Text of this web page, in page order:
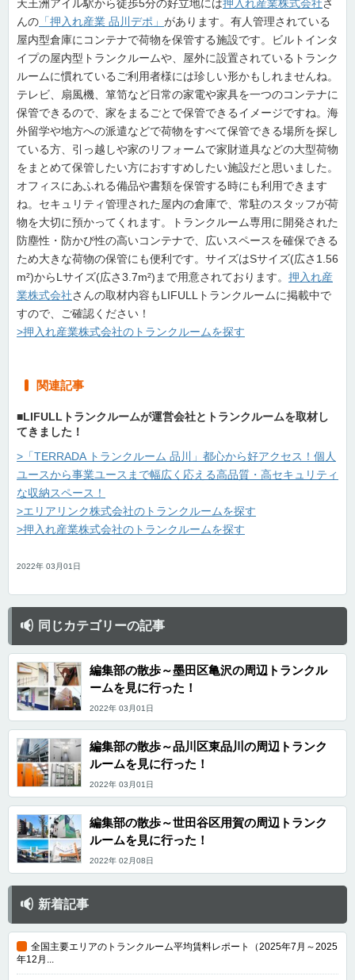
天王洲アイル駅から徒歩5分の好立地には押入れ産業株式会社さ
んの 「押入れ産業 品川デポ」 があります。有人管理されている
屋内型倉庫にコンテナで荷物を保管する施設です。ビルトインタ
イプの屋内型トランクルームや、屋外に設置されているトランク
ルームに慣れているご利用者様には珍しい形かもしれませんね。
テレビ、扇風機、箪笥など日常の家電や家具を一つのコンテナに
保管できるので、家をまるごとで保管できるイメージですね。海
外留学や地方への派遣などで荷物をすべて保管できる場所を探し
ている方、引っ越しや家のリフォームで家財道具などの大型荷物
をまとめて保管したい方におすすめしたい施設だと思いました。
オフィスにあふれる備品や書類を保管する時にも利用できます
ね。セキュリティ管理された屋内の倉庫で、常駐のスタッフが荷
物を大切に預かってくれます。トランクルーム専用に開発された
防塵性・防かび性の高いコンテナで、広いスペースを確保できる
ため大きな荷物の保管にも便利です。サイズはSサイズ(広さ1.56
m²)からLサイズ(広さ3.7m²)まで用意されております。 押入れ産
業株式会社さんの取材内容もLIFULLトランクルームに掲載中で
すので、ご確認ください！
>押入れ産業株式会社のトランクルームを探す
関連記事
■LIFULLトランクルームが運営会社とトランクルームを取材し
てきました！
>「TERRADA トランクルーム 品川」都心から好アクセス！個人
ユースから事業ユースまで幅広く応える高品質・高セキュリティ
な収納スペース！
>エリアリンク株式会社のトランクルームを探す
>押入れ産業株式会社のトランクルームを探す
2022年 03月01日
同じカテゴリーの記事
編集部の散歩～墨田区亀沢の周辺トランクル
ームを見に行った！
2022年 03月01日
編集部の散歩～品川区東品川の周辺トランク
ルームを見に行った！
2022年 03月01日
編集部の散歩～世田谷区用賀の周辺トランク
ルームを見に行った！
2022年 02月08日
新着記事
全国主要エリアのトランクルーム平均賃料レポート（2025年7月～2025
年12月...